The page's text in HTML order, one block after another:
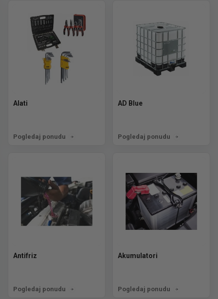
Alati
Pogledaj ponudu
AD Blue
Pogledaj ponudu
Antifriz
Pogledaj ponudu
Akumulatori
Pogledaj ponudu